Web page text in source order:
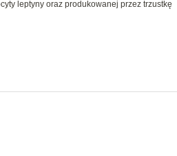
leptyny oraz produkowanej przez trzustkę